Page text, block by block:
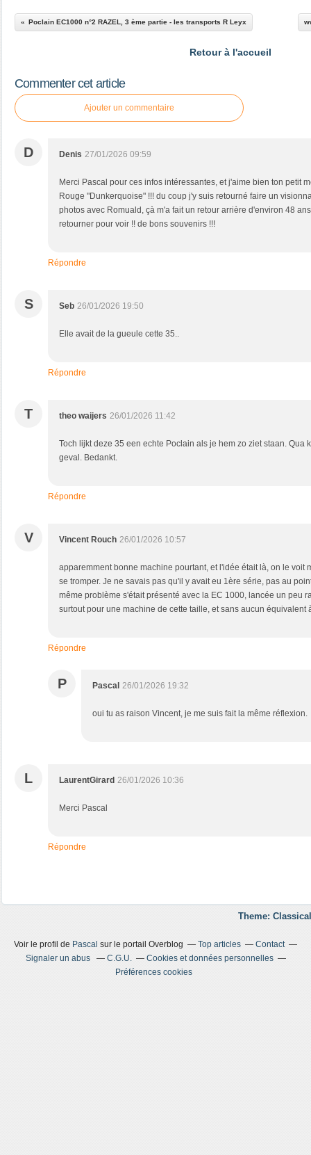
Poclain EC1000 n°2 RAZEL, 3 ème partie - les transports R Leyx
Retour à l'accueil
Commenter cet article
Ajouter un commentaire
D Denis 27/01/2026 09:59
Merci Pascal pour ces infos intéressantes, et j'aime bien ton petit
Rouge "Dunkerquoise" !!! du coup j'y suis retourné faire un
photos avec Romuald, çà m'a fait un retour arrière d'environ 48
retourner pour voir !! de bons souvenirs !!!
Répondre
S Seb 26/01/2026 19:50
Elle avait de la gueule cette 35..
Répondre
T theo waijers 26/01/2026 11:42
Toch lijkt deze 35 een echte Poclain als je hem zo ziet staan. Qua
geval. Bedankt.
Répondre
V Vincent Rouch 26/01/2026 10:57
apparemment bonne machine pourtant, et l'idée était là, on le voit
se tromper. Je ne savais pas qu'il y avait eu 1ère série, pas au
même problème s'était présenté avec la EC 1000, lancée un peu
surtout pour une machine de cette taille, et sans aucun équivalent
Répondre
P Pascal 26/01/2026 19:32
oui tu as raison Vincent, je me suis fait la même réflexion.
L LaurentGirard 26/01/2026 10:36
Merci Pascal
Répondre
Theme:
Voir le profil de Pascal sur le portail Overblog Top articles
Contact
Signaler un abus
C.G.U.
Cookies et données personnelles
Préférences cookies